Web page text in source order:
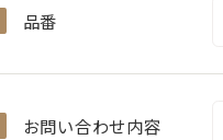
品番
お問い合わせ内容